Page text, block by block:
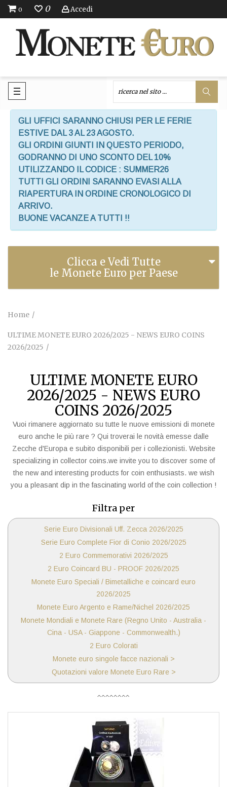
0 0 Accedi
GLI UFFICI SARANNO CHIUSI PER LE FERIE
ESTIVE DAL 3 AL 23 AGOSTO.
GLI ORDINI GIUNTI IN QUESTO PERIODO,
GODRANNO DI UNO SCONTO DEL 10%
UTILIZZANDO IL CODICE : SUMMER26
TUTTI GLI ORDINI SARANNO EVASI ALLA
RIAPERTURA IN ORDINE CRONOLOGICO DI
ARRIVO.
BUONE VACANZE A TUTTI !!
Clicca e Vedi Tutte
le Monete Euro per Paese
Home
ULTIME MONETE EURO 2026/2025 - NEWS EURO COINS
2026/2025
ULTIME MONETE EURO
2026/2025 - NEWS EURO
COINS 2026/2025
Vuoi rimanere aggiornato su tutte le nuove emissioni di monete
euro anche le più rare ? Qui troverai le novità emesse dalle
Zecche d'Europa e subito disponibili per i collezionisti. Website
specializing in collector coins.we invite you to discover some of
the new and interesting products for coin enthusiasts. we wish
you a pleasant dip in the fascinating world of the coin collection !
Filtra per
Serie Euro Divisionali Uff. Zecca 2026/2025
Serie Euro Complete Fior di Conio 2026/2025
2 Euro Commemorativi 2026/2025
2 Euro Coincard BU - PROOF 2026/2025
Monete Euro Speciali / Bimetalliche e coincard euro
2026/2025
Monete Euro Argento e Rame/Nichel 2026/2025
Monete Mondiali e Monete Rare (Regno Unito - Australia -
Cina - USA - Giappone - Commonwealth.)
2 Euro Colorati
Monete euro singole facce nazionali >
Quotazioni valore Monete Euro Rare >